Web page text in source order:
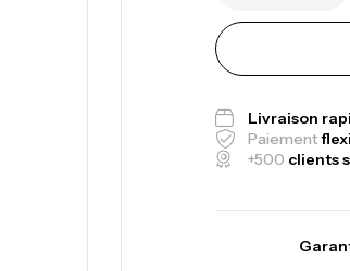
Livraison
Paiement
+500 clients